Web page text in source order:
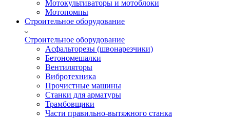
Мотокультиваторы и мотоблоки
Мотопомпы
Строительное оборудование
Строительное оборудование
Асфальторезы (швонарезчики)
Бетономешалки
Вентиляторы
Вибротехника
Прочистные машины
Станки для арматуры
Трамбовщики
Части правильно-вытяжного станка